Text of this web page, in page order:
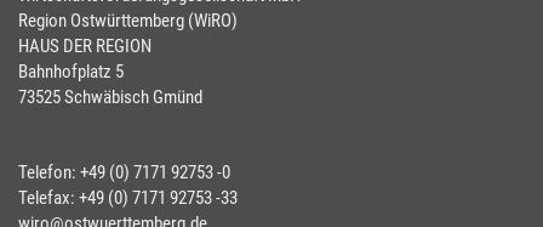
Region Ostwürttemberg (WiRO)
HAUS DER REGION
Bahnhofplatz 5
73525 Schwäbisch Gmünd
Telefon: +49 (0) 7171 92753 -0
Telefax: +49 (0) 7171 92753 -33